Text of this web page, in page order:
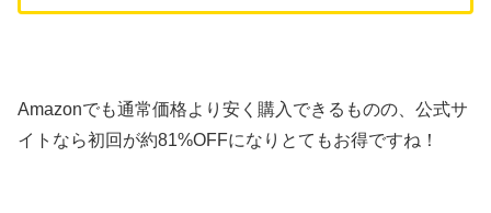
Amazonでも通常価格より安く購入できるものの、公式サ
イトなら初回が約81%OFFになりとてもお得ですね！